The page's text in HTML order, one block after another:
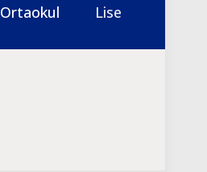
Ortaokul Lise